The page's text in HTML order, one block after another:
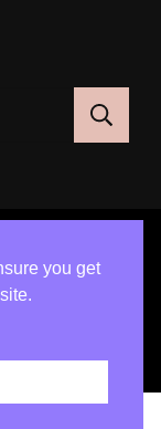
By
by
you get